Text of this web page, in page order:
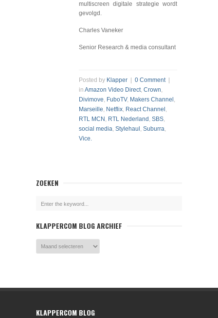
multiscreen digitale strategie wordt
gevolgd.
Charles Vaneker
Senior Research & media consultant
Posted by Klapper 0 Comment|
in Amazon Video Direct, Crown,
Divimove, FuboTV, Makers Channel ,
Marseille, Netflix, React Channel ,
RTL MCN , RTL Nederland , SBS,
social media, Stylehaul , Suburra,
Vice.
ZOEKEN
KLAPPERCOM BLOG ARCHIEF
KLAPPERCOM BLOG